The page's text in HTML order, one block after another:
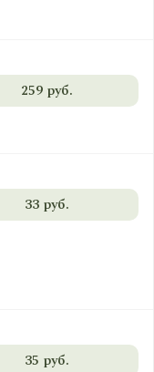
259 руб.
33 руб.
35 руб.